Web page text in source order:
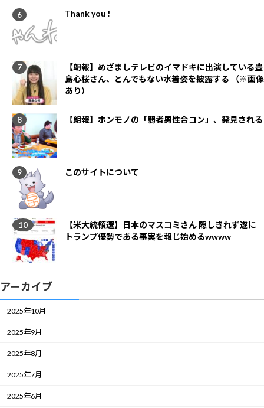
Thank you !
【朗報】めざましテレビのイマドキに出演している豊
島心桜さん、とんでもない水着姿を披露する （※画像
あり）
【朗報】ホンモノの「弱者男性合コン」、発見される
このサイトについて
【米大統領選】日本のマスコミさん 隠しきれず遂に
トランプ優勢である事実を報じ始めるwwww
アーカイブ
2025年10月
2025年9月
2025年8月
2025年7月
2025年6月